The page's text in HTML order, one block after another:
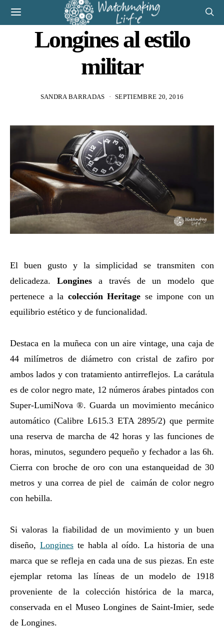
Longines al estilo
militar
SANDRA BARRADAS SEPTIEMBRE 20, 2016
El buen gusto y la simplicidad se transmiten con
delicadeza. Longines a través de un modelo que
pertenece a la colección Heritage se impone con un
equilibrio estético y de funcionalidad.
Destaca en la muñeca con un aire vintage, una caja de
44 milímetros de diámetro con cristal de zafiro por
ambos lados y con tratamiento antirreflejos. La carátula
es de color negro mate, 12 números árabes pintados con
Super-LumiNova ®. Guarda un movimiento mecánico
automático (Calibre L615.3 ETA 2895/2) que permite
una reserva de marcha de 42 horas y las funciones de
horas, minutos, segundero pequeño y fechador a las 6h.
Cierra con broche de oro con una estanqueidad de 30
metros y una correa de piel de caimán de color negro
con hebilla.
Si valoras la fiabilidad de un movimiento y un buen
diseño, Longineste habla al oído. La historia de una
marca que se refleja en cada una de sus piezas. En este
ejemplar retoma las líneas de un modelo de 1918
proveniente de la colección histórica de la marca,
conservada en el Museo Longines de Saint-Imier, sede
de Longines.